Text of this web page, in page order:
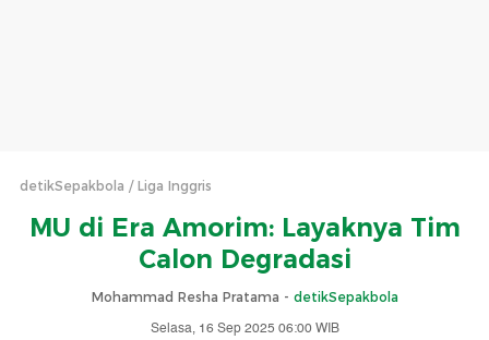
detikSepakbola Liga Inggris
MU di Era Amorim: Layaknya Tim
Calon Degradasi
Mohammad Resha Pratama - detikSepakbola
Selasa, 16 Sep 2025 06:00 WIB